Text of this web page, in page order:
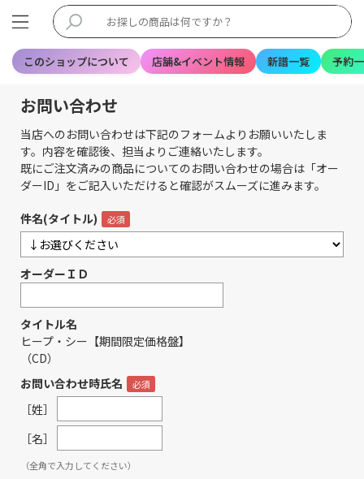
このショップについて 店舗&イベント情報 新譜一覧 予約
お問い合わせ
当店へのお問い合わせは下記のフォームよりお願いいたしま
す。内容を確認後、担当よりご連絡いたします。
既にご注文済みの商品についてのお問い合わせの場合は「オー
ダーID」をご記入いただけると確認がスムーズに進みます。
件名(タイトル)
オーダーＩＤ
タイトル名
ヒープ・シー【期間限定価格盤】
（CD）
お問い合わせ時氏名
［姓］
［名］
（全角で入力してください）